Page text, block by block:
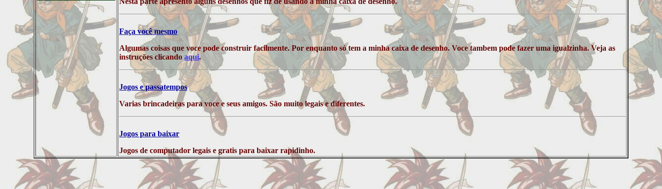
Faça você mesmo
Algumas coisas que voce pode construir facilmente. Por enquanto só tem a minha caixa de desenho. Voce tambem pode fazer uma igualzinha. Veja as
instruções clicando aqui.
Jogos e passatempos
Varias brincadeiras para voce e seus amigos. São muito legais e diferentes.
Jogos para baixar
Jogos de computador legais e gratis para baixar rapidinho.